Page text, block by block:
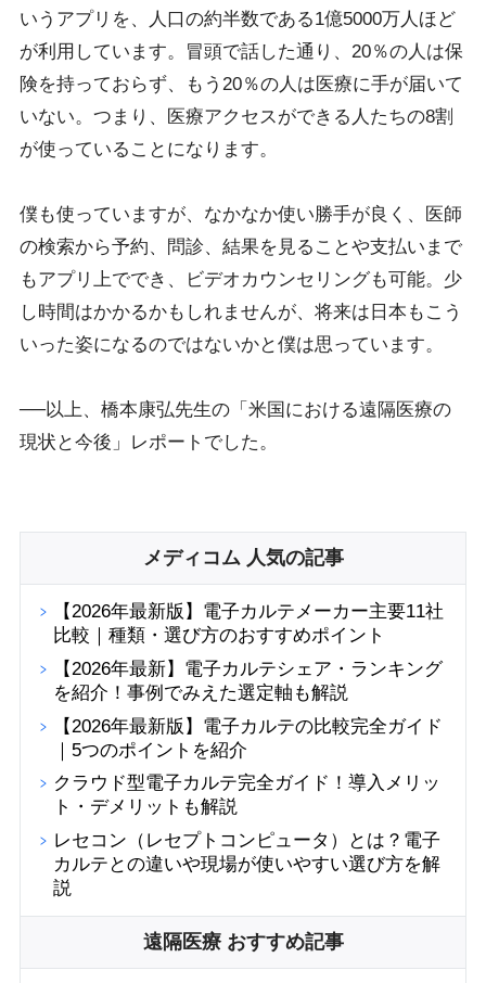
いうアプリを、人口の約半数である1億5000万人ほど
が利用しています。冒頭で話した通り、20％の人は保
険を持っておらず、もう20％の人は医療に手が届いて
いない。つまり、医療アクセスができる人たちの8割
が使っていることになります。
僕も使っていますが、なかなか使い勝手が良く、医師
の検索から予約、問診、結果を見ることや支払いまで
もアプリ上ででき、ビデオカウンセリングも可能。少
し時間はかかるかもしれませんが、将来は日本もこう
いった姿になるのではないかと僕は思っています。
──以上、橋本康弘先生の「米国における遠隔医療の
現状と今後」レポートでした。
メディコム 人気の記事
【2026年最新版】電子カルテメーカー主要11社
比較｜種類・選び方のおすすめポイント
【2026年最新】電子カルテシェア・ランキング
を紹介！事例でみえた選定軸も解説
【2026年最新版】電子カルテの比較完全ガイド
｜5つのポイントを紹介
クラウド型電子カルテ完全ガイド！導入メリッ
ト・デメリットも解説
レセコン（レセプトコンピュータ）とは？電子
カルテとの違いや現場が使いやすい選び方を解
説
遠隔医療 おすすめ記事